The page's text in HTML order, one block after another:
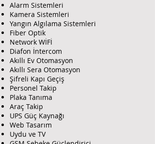
485,WiagandGiriş/
Çıkış(W26/W34),GirişDesteği:ÇıkışBu
tonu,KapıSensörüveAlarmgirişi,Çıkış
Desteği:KilitiçinRöleçıkışı,alarmçıkış
ı,USB(TypeA),2.4"TFTekran,Buzzer,S
peaker,12VDC/2A,IP42,TamperKoru
ması,YüzeyMontaj,MetalKapı
Montajı
Alarm Sistemleri
Kamera Sistemleri
Yangın Algılama Sistemleri
Fiber Optik
Network WİFİ
Diafon İntercom
Akıllı Ev Otomasyon
Akıllı Sera Otomasyon
Şifreli Kapı Geçiş
Personel Takip
Plaka Tanıma
Araç Takip
UPS Güç Kaynağı
Web Tasarım
Uydu ve TV